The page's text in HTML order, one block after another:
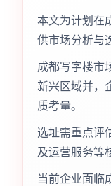
本文为计划在
供市场分析与
成都写字楼市
新兴区域并，
质考量。
选址需重点评
及运营服务等
当前企业面临